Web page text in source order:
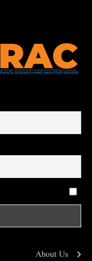
About Us